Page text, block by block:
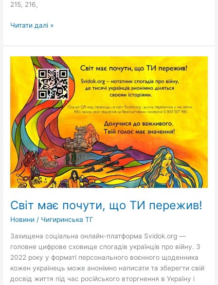
215, 216,
Читати далі »
Світ має почути, що ТИ пережив!
Новини / Чигиринська ТГ
Захищена соціальна онлайн-платформа Svidok.org —
головне цифрове сховище спогадів українців про війну. З
2022 року у форматі персонального воєнного щоденника
кожен українець може анонімно написати та зберегти свій
досвід життя під час російського вторгнення в Україну і
почути,
пережив!